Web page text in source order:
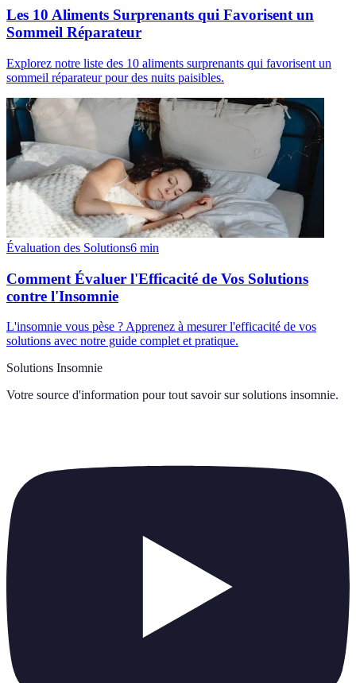
Les 10 Aliments Surprenants qui Favorisent un
Sommeil Réparateur
Explorez notre liste des 10 aliments surprenants qui favorisent un
sommeil réparateur pour des nuits paisibles.
Évaluation des Solutions6 min
Comment Évaluer l'Efficacité de Vos Solutions
contre l'Insomnie
L'insomnie vous pèse ? Apprenez à mesurer l'efficacité de vos
solutions avec notre guide complet et pratique.
Solutions Insomnie
Votre source d'information pour tout savoir sur solutions insomnie.